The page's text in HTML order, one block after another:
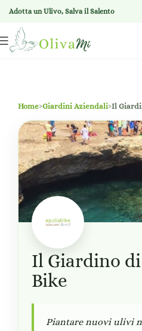
Adotta un Ulivo, Salva il Salento
Home›Giardini Aziendali›Il
Il Giardino
Bike
Piantare nuovi ulivi